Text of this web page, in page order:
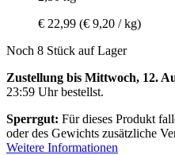
€ 22,99 (€ 9,20 / kg)
Noch 8 Stück auf Lager
Zustellung bis Mittwoch, 12.
23:59 Uhrbestellst.
Sperrgut: Für dieses Produkt
oder des Gewichts zusätzliche
Weitere Informationen